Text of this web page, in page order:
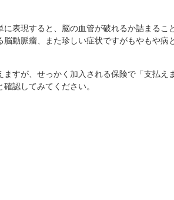
表現すると、脳の血管が破れるか詰まるこ
脳動脈瘤、また珍しい症状ですがもやもや病
ますが、せっかく加入される保険で「支払え
認してみてください。